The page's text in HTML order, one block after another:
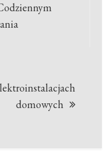
domowych